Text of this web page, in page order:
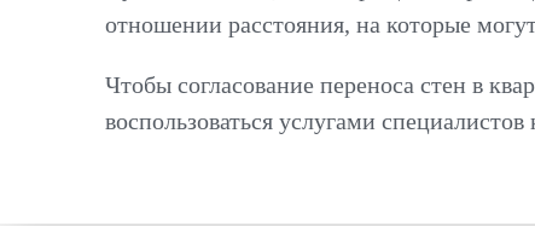
отношении расстояния, на которые
Чтобы согласование переноса стен в
воспользоваться услугами